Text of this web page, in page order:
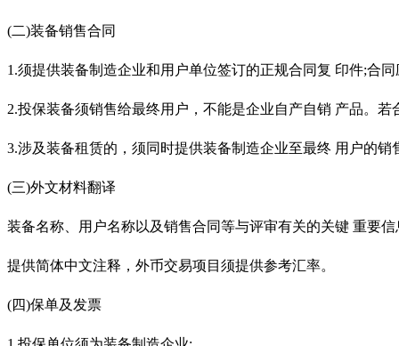
(二)装备销售合同
1.须提供装备制造企业和用户单位签订的正规合同复 印件;合
2.投保装备须销售给最终用户，不能是企业自产自销 产品。
3.涉及装备租赁的，须同时提供装备制造企业至最终 用户的销
(三)外文材料翻译
装备名称、用户名称以及销售合同等与评审有关的关键 重要信
提供简体中文注释，外币交易项目须提供参考汇率。
(四)保单及发票